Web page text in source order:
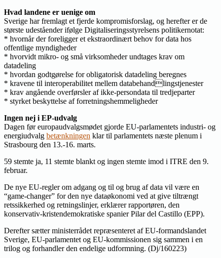
Hvad landene er uenige om
Sverige har fremlagt et fjerde kompromisforslag, og herefter er de
største udeståender ifølge Digitaliseringsstyrelsens politikernotat:
* hvornår der foreligger et ekstraordinært behov for data hos
offentlige myndigheder
* hvorvidt mikro- og små virksomheder undtages krav om
datadeling
* hvordan godtgørelse for obligatorisk datadeling beregnes
* kravene til interoperabilitet mellem databehandlingstjenester
* krav angående overførsler af ikke-persondata til tredjeparter
* styrket beskyttelse af forretningshemmeligheder
Ingen nej i EP-udvalg
Dagen før europaudvalgsmødet gjorde EU-parlamentets industri- og
energiudvalg betænkningen klar til parlamentets næste plenum i
Strasbourg den 13.-16. marts.
59 stemte ja, 11 stemte blankt og ingen stemte imod i ITRE den 9.
februar.
De nye EU-regler om adgang og til og brug af data vil være en
“game-changer” for den nye dataøkonomi ved at give tiltrængt
retssikkerhed og retningslinjer, erklærer rapportøren, den
konservativ-kristendemokratiske spanier Pilar del Castillo (EPP).
Derefter sætter ministerrådet repræsenteret af EU-formandslandet
Sverige, EU-parlamentet og EU-kommissionen sig sammen i en
trilog og forhandler den endelige udformning. (Dj/160223)